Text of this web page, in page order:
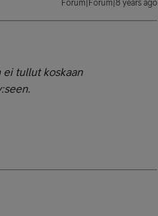
Forum|Forum|8 years ago
ei tullut koskaan